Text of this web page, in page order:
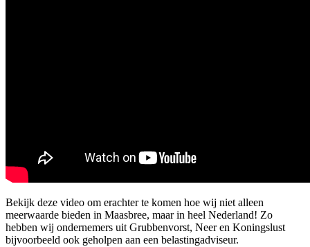
Bekijk deze video om erachter te komen hoe wij niet alleen
meerwaarde bieden in Maasbree, maar in heel Nederland! Zo
hebben wij ondernemers uit Grubbenvorst, Neer en Koningslust
bijvoorbeeld ook geholpen aan een belastingadviseur.